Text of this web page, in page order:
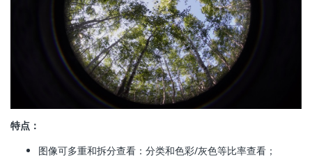
特点：
图像可多重和拆分查看：分类和色彩/灰色等比率查看；